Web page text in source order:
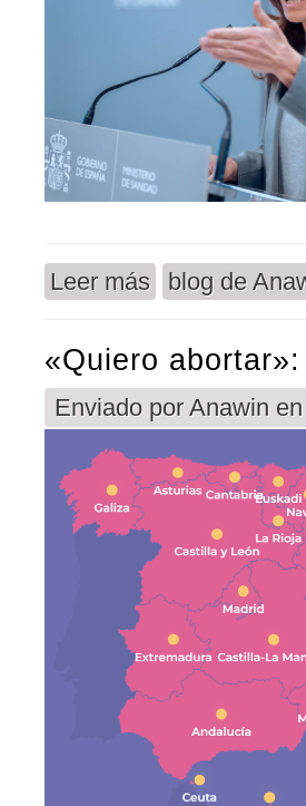
Leer más sobre La cultura de
blog de
«Quiero
Enviado porAnawin